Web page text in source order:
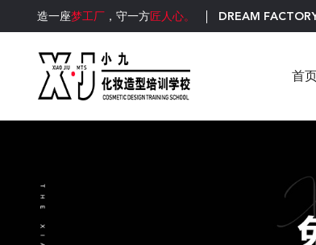
造一座梦工厂 ，守一方匠人心。 DREAM
首